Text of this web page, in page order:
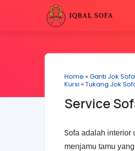
Home »Ganti Jok Sofa
Kursi »Tukang Jok
Service
Sofa adalah interior
menjamu tamu